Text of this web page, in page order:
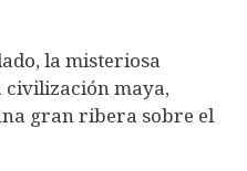
la misteriosa
civilización maya,
gran ribera sobre el